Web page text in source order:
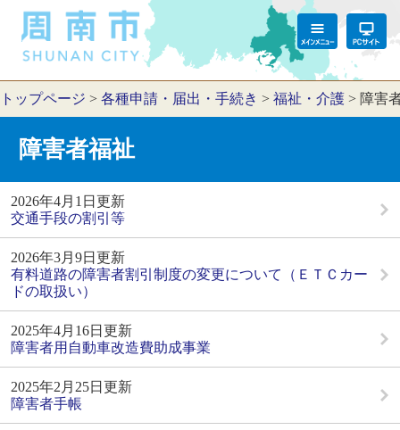
トップページ > 各種申請・届出・手続き > 福祉・介護 > 障害
障害者福祉
2026年4月1日更新
交通手段の割引等
2026年3月9日更新
有料道路の障害者割引制度の変更について（ＥＴＣカー
ドの取扱い）
2025年4月16日更新
障害者用自動車改造費助成事業
2025年2月25日更新
障害者手帳